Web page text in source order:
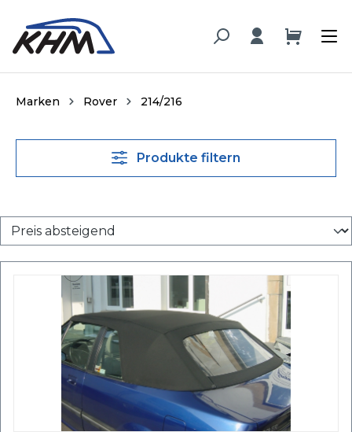
springen
Marken Rover 214/216
Produkte filtern